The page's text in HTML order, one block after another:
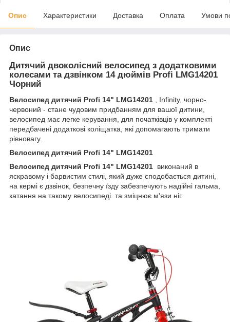
Опис Характеристики Доставка Оплата Умови
Опис
Дитячий двоколісний велосипед з додатковими
колесами та дзвінком 14 дюймів Profi LMG14201
Чорний
Велосипед дитячий Profi 14" LMG14201 , Infinity, чорно-
червоний - стане чудовим придбанням для вашої дитини,
велосипед має легке керування, для початківців у комплекті
передбачені додаткові коліщатка, які допомагають тримати
рівновагу.
Велосипед дитячий Profi 14" LMG14201
Велосипед дитячий Profi 14" LMG14201 виконаний в
яскравому і барвистим стилі, який дуже сподобається дитині,
на кермі є дзвінок, безпечну їзду забезпечують надійні гальма,
катання на такому велосипеді. та зміцнює м'язи ніг.